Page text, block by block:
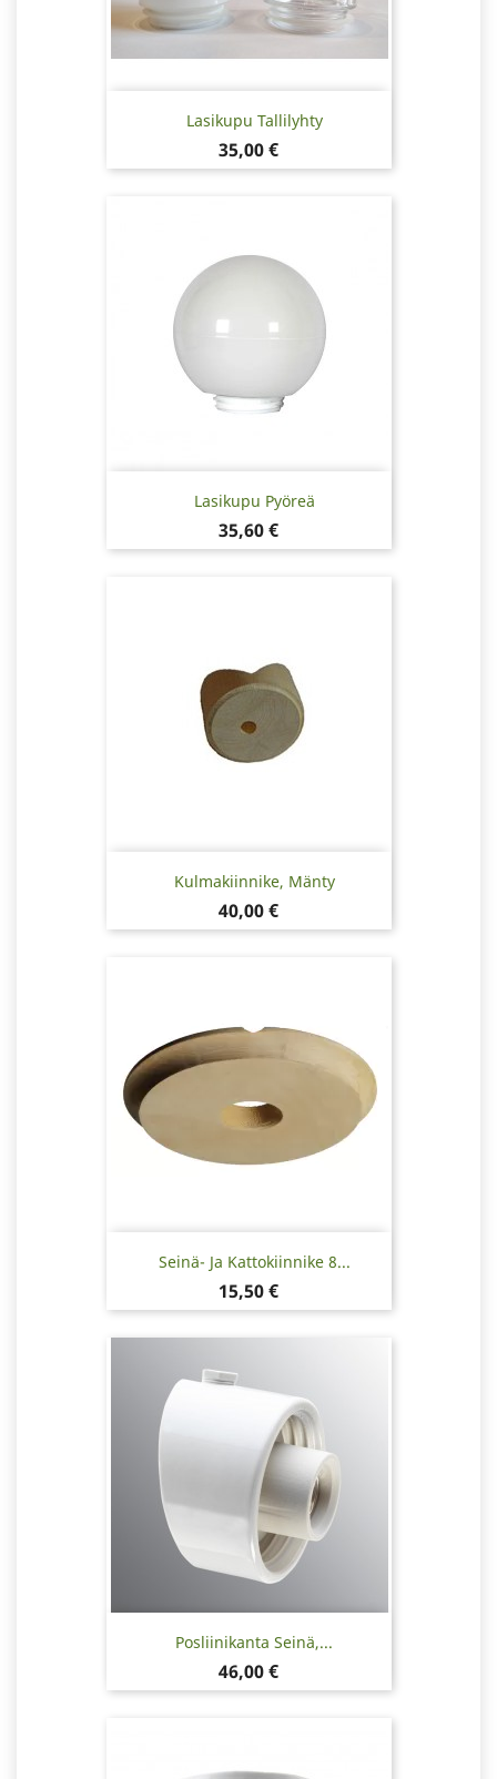
Lasikupu Tallilyhty
Hinta
35,00 €
Lasikupu Pyöreä
Hinta
35,60 €
Kulmakiinnike, Mänty
Hinta
40,00 €
Seinä- Ja Kattokiinnike 8...
Hinta
15,50 €
Posliinikanta Seinä,...
Hinta
46,00 €